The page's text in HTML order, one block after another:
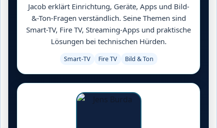
Jacob erklärt Einrichtung, Geräte, Apps und Bild-
&-Ton-Fragen verständlich. Seine Themen sind
Smart-TV, Fire TV, Streaming-Apps und praktische
Lösungen bei technischen Hürden.
Smart-TV Fire TV Bild & Ton